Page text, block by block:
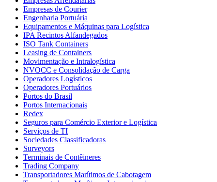
Empresas de Courier
Engenharia Portuária
Equipamentos e Máquinas para Logística
IPA Recintos Alfandegados
ISO Tank Containers
Leasing de Containers
Movimentação e Intralogística
NVOCC e Consolidação de Carga
Operadores Logísticos
Operadores Portuários
Portos do Brasil
Portos Internacionais
Redex
Seguros para Comércio Exterior e Logística
Serviços de TI
Sociedades Classificadoras
Surveyors
Terminais de Contêineres
Trading Company
Transportadores Marítimos de Cabotagem